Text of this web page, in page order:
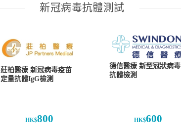
新冠病毒抗體測試
莊柏醫療 新冠病毒疫苗
定量抗體IgG檢測
HK$800
德信醫療 新型冠狀病毒
抗體檢測
HK$600